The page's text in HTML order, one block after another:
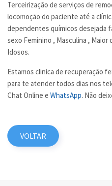
Terceirização de serviços de
locomoção do paciente até a
dependentes químicos desejada
sexo Feminino , Masculina , Maior
Idosos.
Estamos clinica de recuperação
para te atender todos dias nos
Chat Online e WhatsApp. Não
VOLTAR